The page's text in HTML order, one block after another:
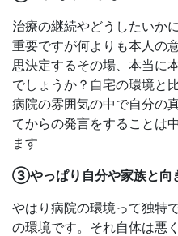
治療の継続やどうしたいか
重要ですが何よりも本人の
思決定するその場、本当に
でしょうか？自宅の環境と
病院の雰囲気の中で自分の
てからの発言をすることは
ます
③やっぱり自分や家族と向
やはり病院の環境って独特
の環境です。それ自体は悪